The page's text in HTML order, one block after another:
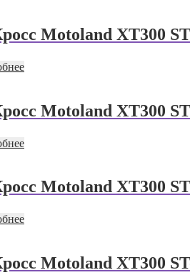
Motoland XT300
Motoland XT300
Motoland XT300
Motoland XT300